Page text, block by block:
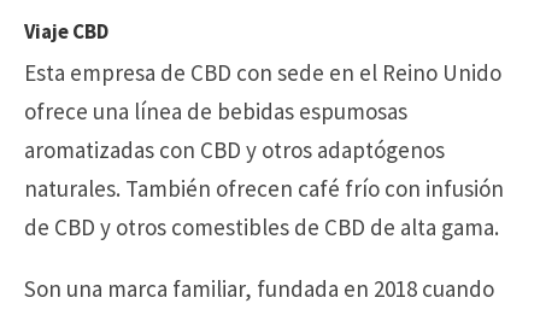
Viaje CBD
Esta empresa de CBD con sede en el Reino Unido
ofrece una línea de bebidas espumosas
aromatizadas con CBD y otros adaptógenos
naturales. También ofrecen café frío con infusión
de CBD y otros comestibles de CBD de alta gama.
Son una marca familiar, fundada en 2018 cuando